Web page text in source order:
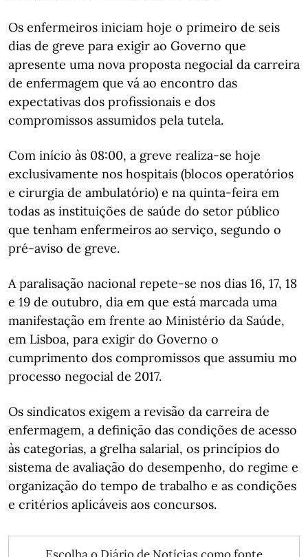
Os enfermeiros iniciam hoje o primeiro de seis
dias de greve para exigir ao Governo que
apresente uma nova proposta negocial da carreira
de enfermagem que vá ao encontro das
expectativas dos profissionais e dos
compromissos assumidos pela tutela.
Com início às 08:00, a greve realiza-se hoje
exclusivamente nos hospitais (blocos operatórios
e cirurgia de ambulatório) e na quinta-feira em
todas as instituições de saúde do setor público
que tenham enfermeiros ao serviço, segundo o
pré-aviso de greve.
A paralisação nacional repete-se nos dias 16, 17, 18
e 19 de outubro, dia em que está marcada uma
manifestação em frente ao Ministério da Saúde,
em Lisboa, para exigir do Governo o
cumprimento dos compromissos que assumiu mo
processo negocial de 2017.
Os sindicatos exigem a revisão da carreira de
enfermagem, a definição das condições de acesso
às categorias, a grelha salarial, os princípios do
sistema de avaliação do desempenho, do regime e
organização do tempo de trabalho e as condições
e critérios aplicáveis aos concursos.